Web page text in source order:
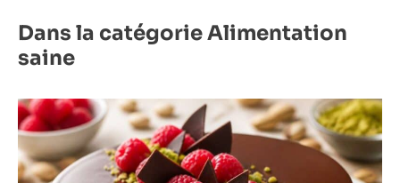
Dans la catégorie Alimentation
saine